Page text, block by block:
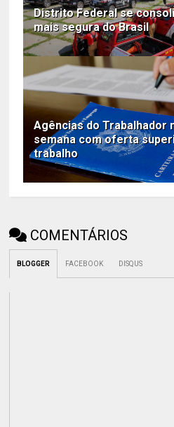
Distrito Federal se
mais segura do Brasil
Agências do Trabalhador
semana com oferta
trabalho
COMENTÁRIOS
BLOGGER FACEBOOK DISQUS